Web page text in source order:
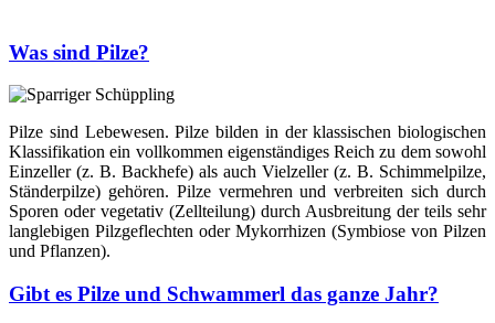
Was sind Pilze?
Pilze sind Lebewesen. Pilze bilden in der klassischen biologischen
Klassifikation ein vollkommen eigenständiges Reich zu dem sowohl
Einzeller (z. B. Backhefe) als auch Vielzeller (z. B. Schimmelpilze,
Ständerpilze) gehören. Pilze vermehren und verbreiten sich durch
Sporen oder vegetativ (Zellteilung) durch Ausbreitung der teils sehr
langlebigen Pilzgeflechten oder Mykorrhizen (Symbiose von Pilzen
und Pflanzen).
Gibt es Pilze und Schwammerl das ganze Jahr?